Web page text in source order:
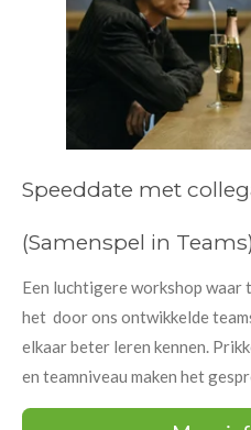
Speeddate met
(Samenspel in Teams)
Een luchtigere workshop waar
het door ons ontwikkelde
elkaar beter leren kennen.
en teamniveau maken het